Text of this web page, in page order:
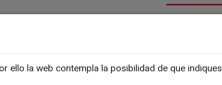
Diagnóstico de
ello la web contempla la posibilidad de que